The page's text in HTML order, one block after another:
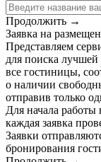
Продолжить →
Заявка на
Представляем
для поиска лучшей
все гостиницы,
о наличии
отправив только
Для начала работы
каждая заявка
Заявки
бронирования